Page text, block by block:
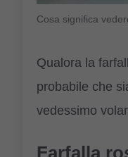
Cosa significa
Qualora la
probabile che
vedessimo